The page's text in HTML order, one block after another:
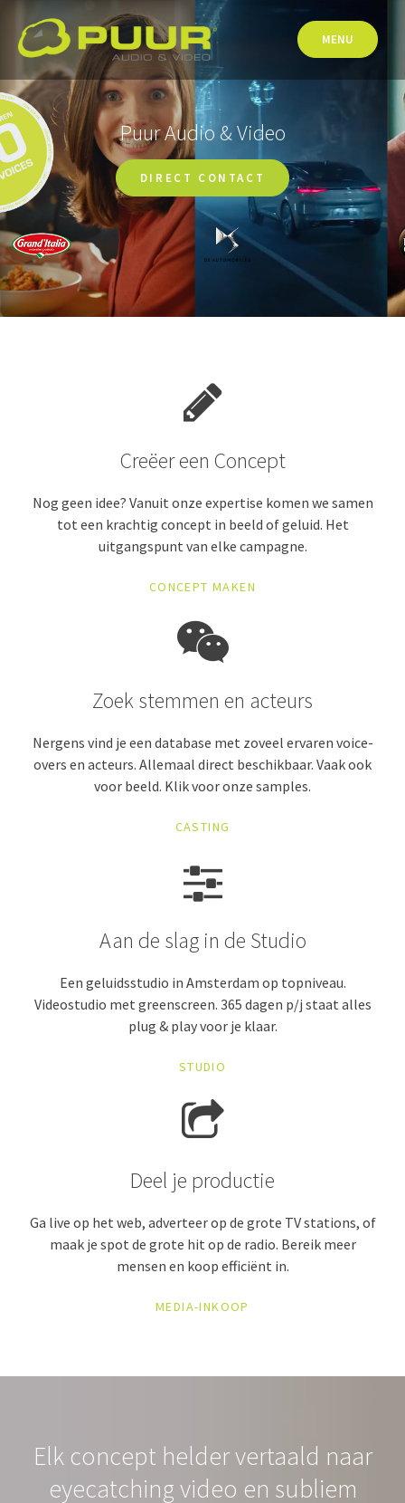
content
MENU
Puur Audio & Video
DIRECT CONTACT
Creëer een Concept
Nog geen idee? Vanuit onze expertise komen we samen
tot een krachtig concept in beeld of geluid. Het
uitgangspunt van elke campagne.
CONCEPT MAKEN
Zoek stemmen en acteurs
Nergens vind je een database met zoveel ervaren voice-
overs en acteurs. Allemaal direct beschikbaar. Vaak ook
voor beeld. Klik voor onze samples.
CASTING
Aan de slag in de Studio
Een geluidsstudio in Amsterdam op topniveau.
Videostudio met greenscreen. 365 dagen p/j staat alles
plug & play voor je klaar.
STUDIO
Deel je productie
Ga live op het web, adverteer op de grote TV stations, of
maak je spot de grote hit op de radio. Bereik meer
mensen en koop efficiënt in.
MEDIA-INKOOP
Elk concept helder vertaald naar
eyecatching video en subliem